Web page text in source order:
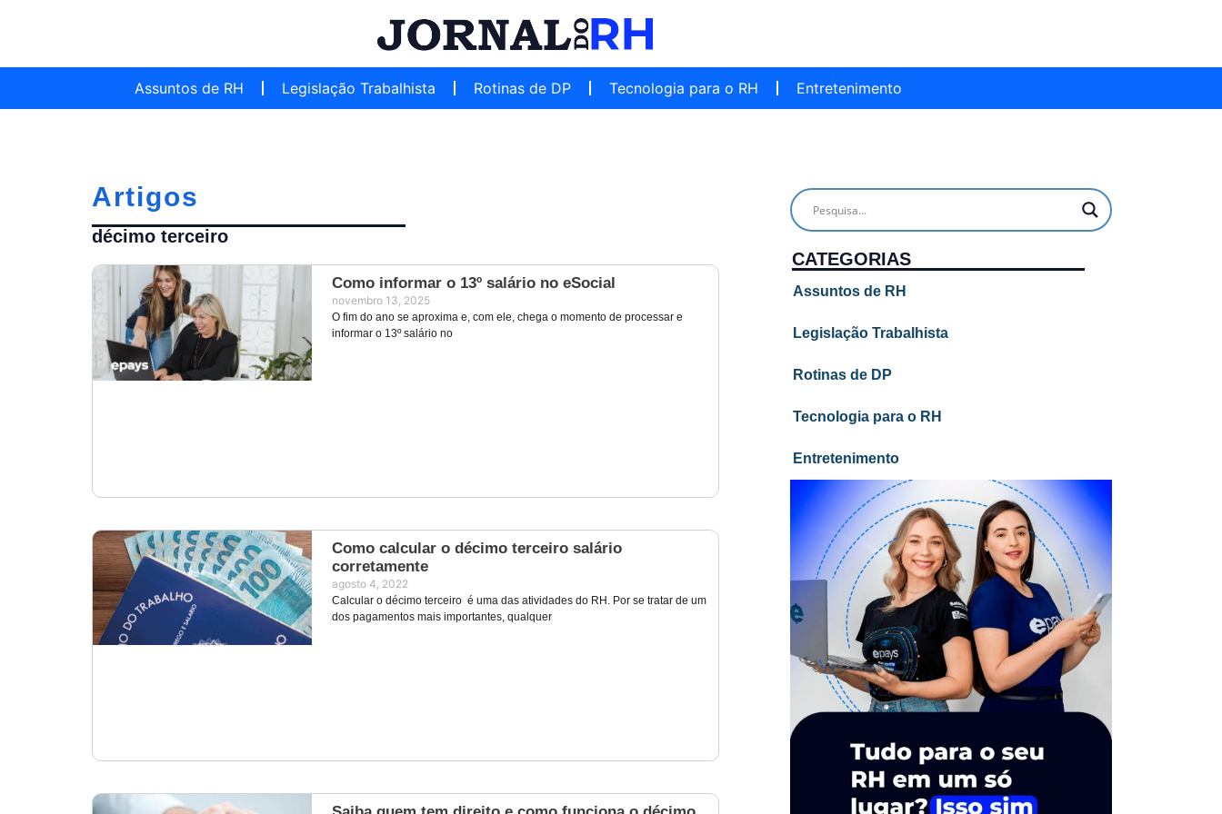
Assuntos de RH Legislação Trabalhista Rotinas de DP Tecnologia para o RH Entretenimento
Artigos
décimo terceiro
Como informar o 13º salário no eSocial
novembro 13, 2025
O fim do ano se aproxima e, com ele, chega o momento de processar e
informar o 13º salário no
Como calcular o décimo terceiro salário
corretamente
agosto 4, 2022
Calcular o décimo terceiro é uma das atividades do RH. Por se tratar de um
dos pagamentos mais importantes, qualquer
CATEGORIAS
Assuntos de RH
Legislação Trabalhista
Rotinas de DP
Tecnologia para o RH
Entretenimento